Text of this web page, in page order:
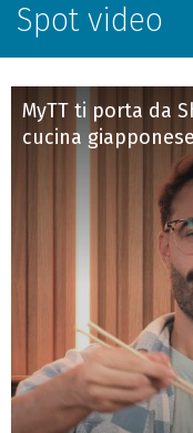
Spot video
MyTT ti porta da
cucina giapponese